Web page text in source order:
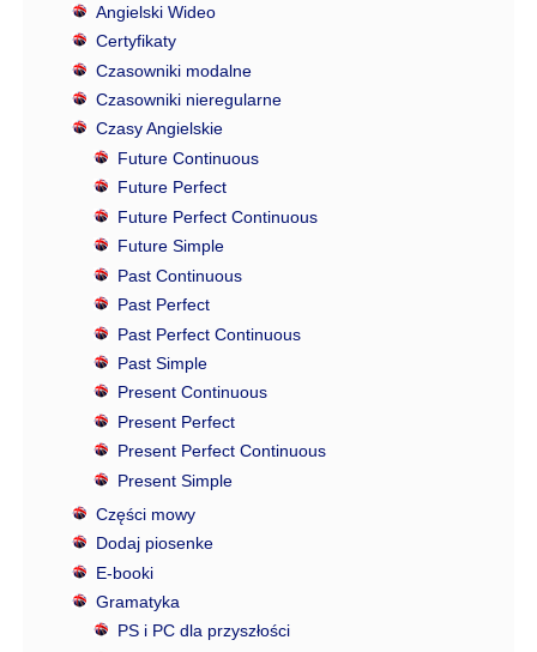
Angielski Wideo
Certyfikaty
Czasowniki modalne
Czasowniki nieregularne
Czasy Angielskie
Future Continuous
Future Perfect
Future Perfect Continuous
Future Simple
Past Continuous
Past Perfect
Past Perfect Continuous
Past Simple
Present Continuous
Present Perfect
Present Perfect Continuous
Present Simple
Części mowy
Dodaj piosenke
E-booki
Gramatyka
PS i PC dla przyszłości